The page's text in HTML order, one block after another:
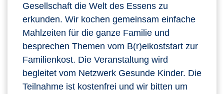
Gesellschaft die Welt des Essens zu
erkunden. Wir kochen gemeinsam einfache
Mahlzeiten für die ganze Familie und
besprechen Themen vom B(r)eikoststart zur
Familienkost. Die Veranstaltung wird
begleitet vom Netzwerk Gesunde Kinder. Die
Teilnahme ist kostenfrei und wir bitten um